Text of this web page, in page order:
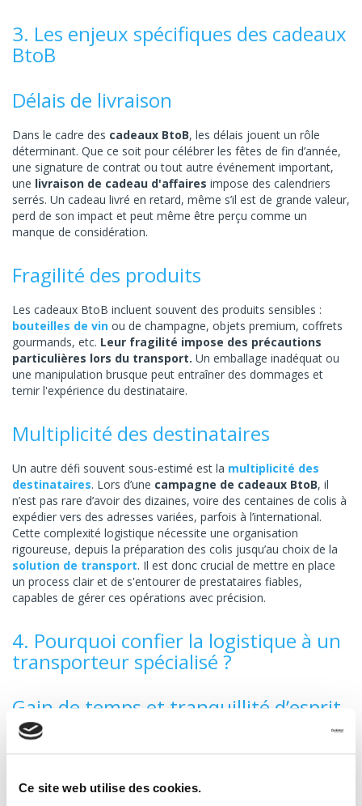
Ce site web utilise des cookies.
3. Les enjeux spécifiques des cadeaux
BtoB
Délais de livraison
Dans le cadre des cadeaux BtoB, les délais jouent un rôle
déterminant. Que ce soit pour célébrer les fêtes de fin d’année,
une signature de contrat ou tout autre événement important,
une livraison de cadeau d'affaires impose des calendriers
serrés. Un cadeau livré en retard, même s’il est de grande valeur,
perd de son impact et peut même être perçu comme un
manque de considération.
Fragilité des produits
Les cadeaux BtoB incluent souvent des produits sensibles :
bouteilles de vin ou de champagne, objets premium, coffrets
gourmands, etc. Leur fragilité impose des précautions
particulières lors du transport. Un emballage inadéquat ou
une manipulation brusque peut entraîner des dommages et
ternir l'expérience du destinataire.
Multiplicité des destinataires
Un autre défi souvent sous-estimé est la multiplicité des
destinataires. Lors d’une campagne de cadeaux BtoB, il
n’est pas rare d’avoir des dizaines, voire des centaines de colis à
expédier vers des adresses variées, parfois à l’international.
Cette complexité logistique nécessite une organisation
rigoureuse, depuis la préparation des colis jusqu’au choix de la
solution de transport. Il est donc crucial de mettre en place
un process clair et de s'entourer de prestataires fiables,
capables de gérer ces opérations avec précision.
4. Pourquoi confier la logistique à un
transporteur spécialisé ?
Gain de temps et tranquillité d’esprit
pour l’entreprise
appel à un transporteur spécialisé permet non seulement de